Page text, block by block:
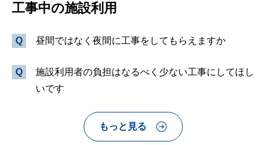
工事中の施設利用
昼間ではなく夜間に工事をしてもらえますか
施設利用者の負担はなるべく少ない工事にしてほし
いです
もっと見る